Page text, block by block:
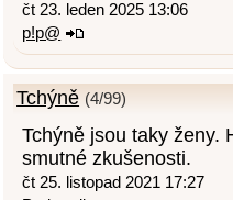
čt 23. leden 2025 13:06
p!p@
Tchýně (4/99)
Tchýně jsou taky ženy.
smutné zkušenosti.
čt 25. listopad 2021 17:27